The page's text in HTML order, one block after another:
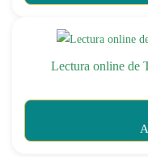
Lectura online de